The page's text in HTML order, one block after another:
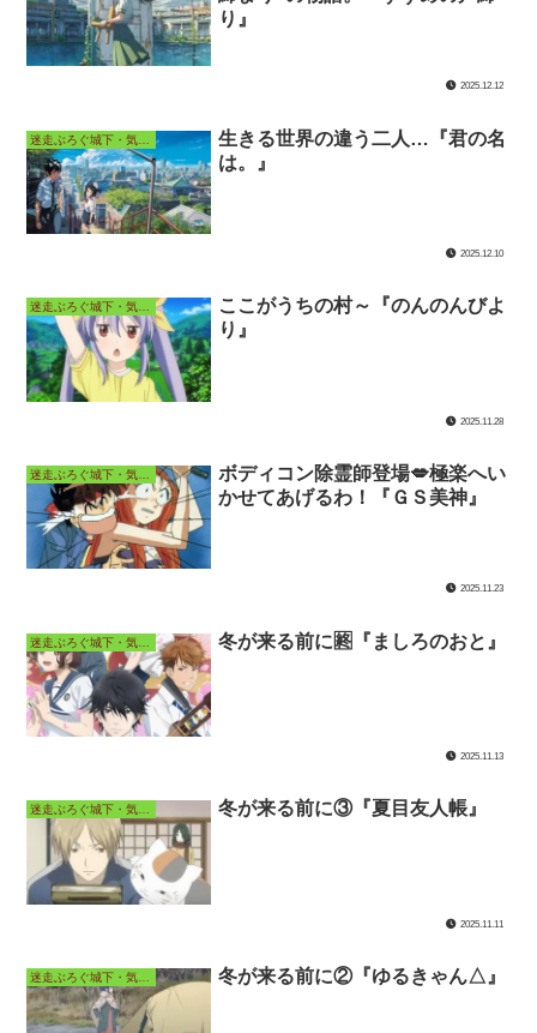
り』
2025.12.12
生きる世界の違う二人…『君の名
は。』
2025.12.10
迷走ぶろぐ城下・気ままなアニメ長屋
ここがうちの村～『のんのんびよ
り』
2025.11.28
ボディコン除霊師登場💋極楽へい
かせてあげるわ！『ＧＳ美神』
2025.11.23
冬が来る前に🈡『ましろのおと』
2025.11.13
迷走ぶろぐ城下・気ままなアニメ長屋 冬が来る前に③『夏目友人帳』
2025.11.11
冬が来る前に②『ゆるきゃん△』